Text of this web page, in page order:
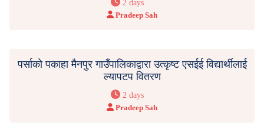
2 days
Pradeep Sah
पर्साको पकाहा मैनपुर गाउँपालिकाद्वारा उत्कृष्ट एसईई विद्यार्थीलाई
ल्यापटप वितरण
2 days
Pradeep Sah